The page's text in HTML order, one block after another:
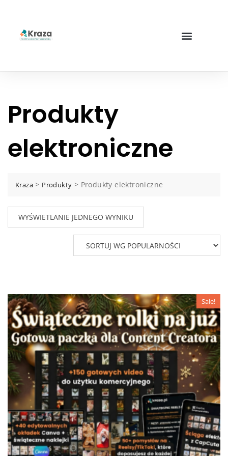
Produkty
elektroniczne
Kraza > Produkty > Produkty elektroniczne
WYŚWIETLANIE JEDNEGO WYNIKU
Sale!